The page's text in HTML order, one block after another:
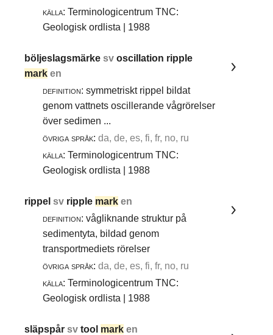
källa: Terminologicentrum TNC:
Geologisk ordlista | 1988
böljeslagsmärkesvoscillation ripple
mark en
definition: symmetriskt rippel bildat
genom vattnets oscillerande vågrörelser
över sedimen ...
övriga språk: da, de, es, fi, fr, no, ru
källa: Terminologicentrum TNC:
Geologisk ordlista | 1988
rippelsv ripple mark en
definition: vågliknande struktur på
sedimentyta, bildad genom
transportmediets rörelser
övriga språk: da, de, es, fi, fr, no, ru
källa: Terminologicentrum TNC:
Geologisk ordlista | 1988
släpspårsvtool mark en